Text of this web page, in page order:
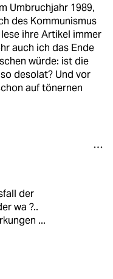
Umbruchjahr 1989,
des Kommunismus
ihre Artikel immer
auch ich das Ende
würde: ist die
desolat? Und vor
auf tönernen
der
wa ?..
...